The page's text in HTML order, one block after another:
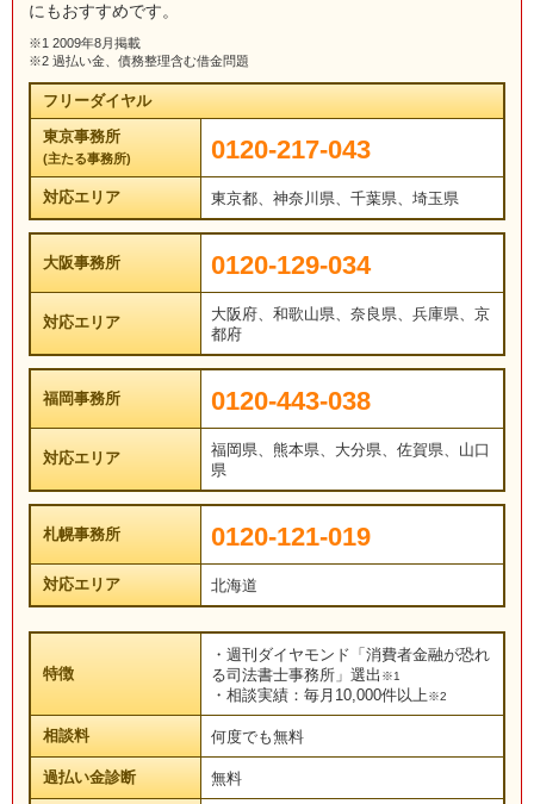
にもおすすめです。
※1 2009年8月掲載
※2 過払い金、債務整理含む借金問題
フリーダイヤル
東京事務所
(主たる事務所) 0120-217-043
対応エリア 東京都、神奈川県、千葉県、埼玉県
大阪事務所 0120-129-034
対応エリア
大阪府、和歌山県、奈良県、兵庫県、京
都府
福岡事務所 0120-443-038
対応エリア
福岡県、熊本県、大分県、佐賀県、山口
県
札幌事務所 0120-121-019
対応エリア 北海道
特徴
・週刊ダイヤモンド「消費者金融が恐れ
る司法書士事務所」選出 ※1
・相談実績：毎月10,000件以上※2
相談料 何度でも無料
過払い金診断 無料